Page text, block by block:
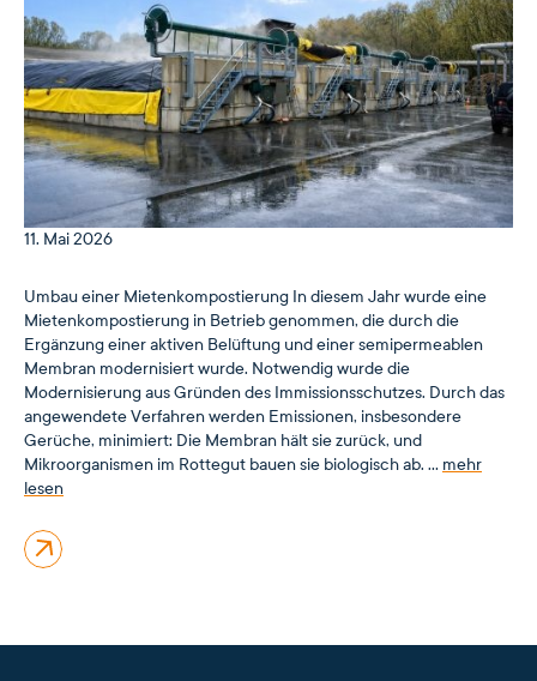
11. Mai 2026
Umbau einer Mietenkompostierung In diesem Jahr wurde eine
Mietenkompostierung in Betrieb genommen, die durch die
Ergänzung einer aktiven Belüftung und einer semipermeablen
Membran modernisiert wurde. Notwendig wurde die
Modernisierung aus Gründen des Immissionsschutzes. Durch das
angewendete Verfahren werden Emissionen, insbesondere
Gerüche, minimiert: Die Membran hält sie zurück, und
Mikroorganismen im Rottegut bauen sie biologisch ab. … mehr
lesen